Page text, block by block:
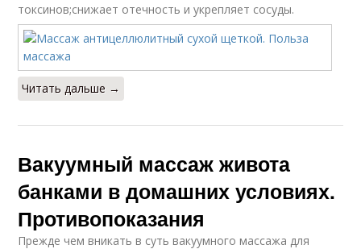
токсинов;снижает отечность и укрепляет сосуды.
Читать дальше →
Вакуумный массаж живота
банками в домашних условиях.
Противопоказания
Прежде чем вникать в суть вакуумного массажа для